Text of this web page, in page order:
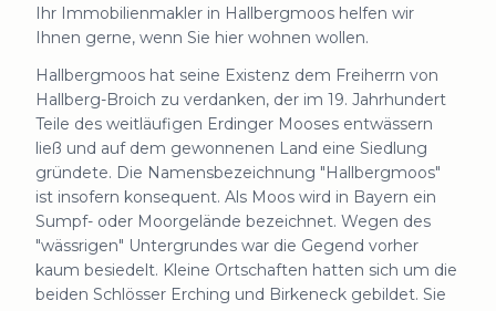
Ihr Immobilienmakler in Hallbergmoos helfen wir
Ihnen gerne, wenn Sie hier wohnen wollen.
Hallbergmoos hat seine Existenz dem Freiherrn von
Hallberg-Broich zu verdanken, der im 19. Jahrhundert
Teile des weitläufigen Erdinger Mooses entwässern
ließ und auf dem gewonnenen Land eine Siedlung
gründete. Die Namensbezeichnung "Hallbergmoos"
ist insofern konsequent. Als Moos wird in Bayern ein
Sumpf- oder Moorgelände bezeichnet. Wegen des
"wässrigen" Untergrundes war die Gegend vorher
kaum besiedelt. Kleine Ortschaften hatten sich um die
beiden Schlösser Erching und Birkeneck gebildet. Sie